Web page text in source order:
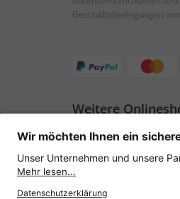
Geschäftsbedingungen
Weitere
Österreich